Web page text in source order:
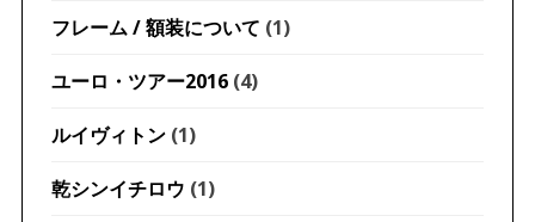
フレーム / 額装について (1)
ユーロ・ツアー2016(4)
ルイヴィトン(1)
乾シンイチロウ (1)